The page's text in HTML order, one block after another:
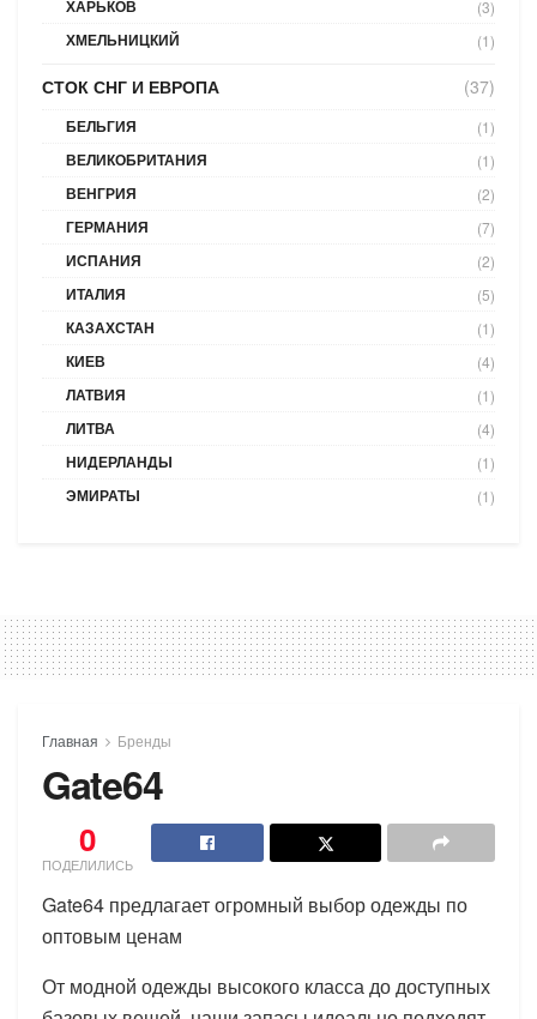
ХАРЬКОВ (3)
ХМЕЛЬНИЦКИЙ (1)
СТОК СНГ И ЕВРОПА (37)
БЕЛЬГИЯ (1)
ВЕЛИКОБРИТАНИЯ (1)
ВЕНГРИЯ (2)
ГЕРМАНИЯ (7)
ИСПАНИЯ (2)
ИТАЛИЯ (5)
КАЗАХСТАН (1)
КИЕВ (4)
ЛАТВИЯ (1)
ЛИТВА (4)
НИДЕРЛАНДЫ (1)
ЭМИРАТЫ (1)
Главная Бренды
Gate64
0
ПОДЕЛИЛИСЬ
Gate64 предлагает огромный выбор одежды по
оптовым ценам
От модной одежды высокого класса до доступных